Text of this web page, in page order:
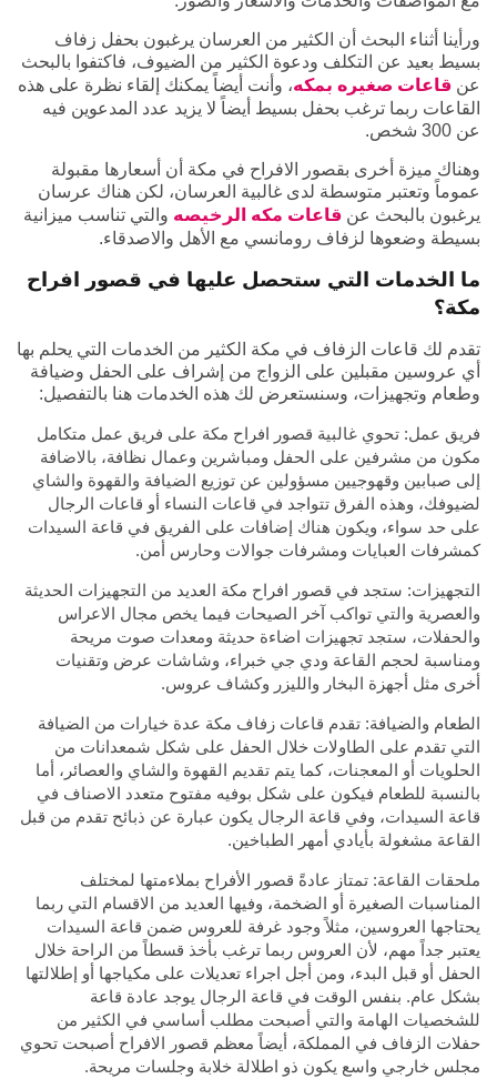
ورأينا أثناء البحث أن الكثير من العرسان يرغبون بحفل زفاف
بسيط بعيد عن التكلف ودعوة الكثير من الضيوف، فاكتفوا بالبحث
عن قاعات صغيره بمكه، وأنت أيضاً يمكنك إلقاء نظرة على هذه
القاعات ربما ترغب بحفل بسيط أيضاً لا يزيد عدد المدعوين فيه
عن 300 شخص.
وهناك ميزة أخرى بقصور الافراح في مكة أن أسعارها مقبولة
عموماً وتعتبر متوسطة لدى غالبية العرسان، لكن هناك عرسان
يرغبون بالبحث عن قاعات مكه الرخيصه والتي تناسب ميزانية
بسيطة وضعوها لزفاف رومانسي مع الأهل والاصدقاء.
ما الخدمات التي ستحصل عليها في قصور افراح
مكة؟
تقدم لك قاعات الزفاف في مكة الكثير من الخدمات التي يحلم بها
أي عروسين مقبلين على الزواج من إشراف على الحفل وضيافة
وطعام وتجهيزات، وسنستعرض لك هذه الخدمات هنا بالتفصيل:
فريق عمل: تحوي غالبية قصور افراح مكة على فريق عمل متكامل
مكون من مشرفين على الحفل ومباشرين وعمال نظافة، بالاضافة
إلى صبابين وقهوجيين مسؤولين عن توزيع الضيافة والقهوة والشاي
لضيوفك، وهذه الفرق تتواجد في قاعات النساء أو قاعات الرجال
على حد سواء، ويكون هناك إضافات على الفريق في قاعة السيدات
كمشرفات العبايات ومشرفات جوالات وحارس أمن.
التجهيزات: ستجد في قصور افراح مكة العديد من التجهيزات الحديثة
والعصرية والتي تواكب آخر الصيحات فيما يخص مجال الاعراس
والحفلات، ستجد تجهيزات اضاءة حديثة ومعدات صوت مريحة
ومناسبة لحجم القاعة ودي جي خبراء، وشاشات عرض وتقنيات
أخرى مثل أجهزة البخار والليزر وكشاف عروس.
الطعام والضيافة: تقدم قاعات زفاف مكة عدة خيارات من الضيافة
التي تقدم على الطاولات خلال الحفل على شكل شمعدانات من
الحلويات أو المعجنات، كما يتم تقديم القهوة والشاي والعصائر، أما
بالنسبة للطعام فيكون على شكل بوفيه مفتوح متعدد الاصناف في
قاعة السيدات، وفي قاعة الرجال يكون عبارة عن ذبائح تقدم من قبل
القاعة مشغولة بأيادي أمهر الطباخين.
ملحقات القاعة: تمتاز عادةً قصور الأفراح بملاءمتها لمختلف
المناسبات الصغيرة أو الضخمة، وفيها العديد من الاقسام التي ربما
يحتاجها العروسين، مثلاً وجود غرفة للعروس ضمن قاعة السيدات
يعتبر جداً مهم، لأن العروس ربما ترغب بأخذ قسطاً من الراحة خلال
الحفل أو قبل البدء، ومن أجل اجراء تعديلات على مكياجها أو إطلالتها
بشكل عام. بنفس الوقت في قاعة الرجال يوجد عادة قاعة
للشخصيات الهامة والتي أصبحت مطلب أساسي في الكثير من
حفلات الزفاف في المملكة، أيضاً معظم قصور الافراح أصبحت تحوي
مجلس خارجي واسع يكون ذو اطلالة خلابة وجلسات مريحة.